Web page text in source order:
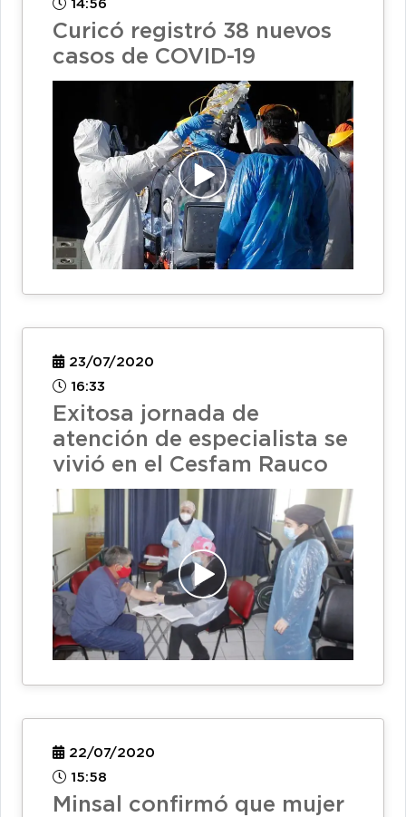
14:56
Curicó registró 38 nuevos
casos de COVID-19
23/07/2020
16:33
Exitosa jornada de
atención de especialista se
vivió en el Cesfam Rauco
22/07/2020
15:58
Minsal confirmó que mujer